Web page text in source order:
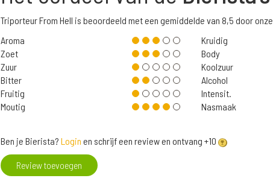
Triporteur From Hell is beoordeeld met een gemiddelde van 8,5 door onze
Aroma
Zoet
Zuur
Bitter
Fruitig
Moutig
Kruidig
Body
Koolzuur
Alcohol
Intensit.
Nasmaak
Ben je Bierista? Login en schrijf een review en ontvang +10
Review toevoegen